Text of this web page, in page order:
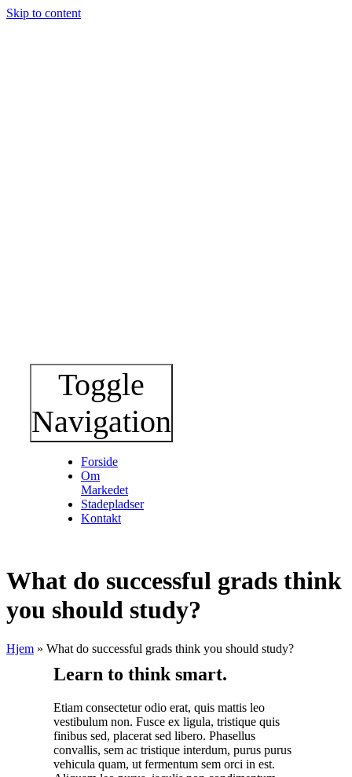
Skip to content
Toggle
Navigation
Forside
Om
Markedet
Stadepladser
Kontakt
What do successful grads think
you should study?
Hjem » What do successful grads think you should study?
Learn to think smart.
Etiam consectetur odio erat, quis mattis leo
vestibulum non. Fusce ex ligula, tristique quis
finibus sed, placerat sed libero. Phasellus
convallis, sem ac tristique interdum, purus purus
vehicula quam, ut fermentum sem orci in est.